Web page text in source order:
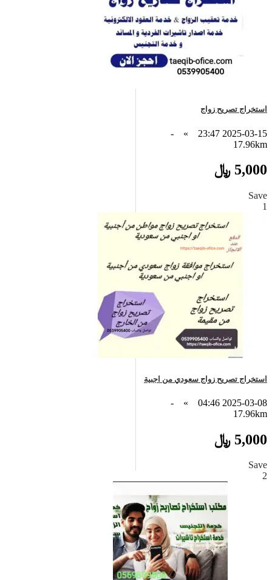
استخراج تصريح زواج
2025-03-15 23:47
»
-
17.96km
5,000 ﷼
Save
1
استخراج تصريح زواج سعودي من اجبية
2025-03-08 04:46
»
-
17.96km
5,000 ﷼
Save
2